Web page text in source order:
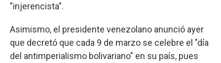
"injerencista".
Asimismo, el presidente venezolano anunció ayer
que decretó que cada 9 de marzo se celebre el "día
del antimperialismo bolivariano" en su país, pues